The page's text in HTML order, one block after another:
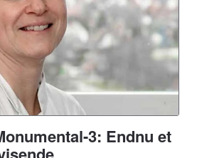
3: Endnu et